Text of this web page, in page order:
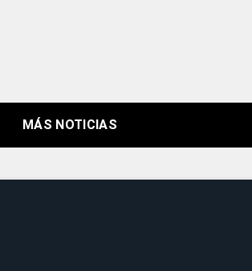
MÁS NOTICIAS